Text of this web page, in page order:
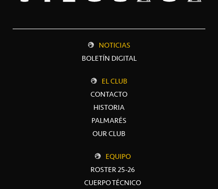
NOTICIAS
BOLETÍN DIGITAL
EL CLUB
CONTACTO
HISTORIA
PALMARÉS
OUR CLUB
EQUIPO
ROSTER 25-26
CUERPO TÉCNICO